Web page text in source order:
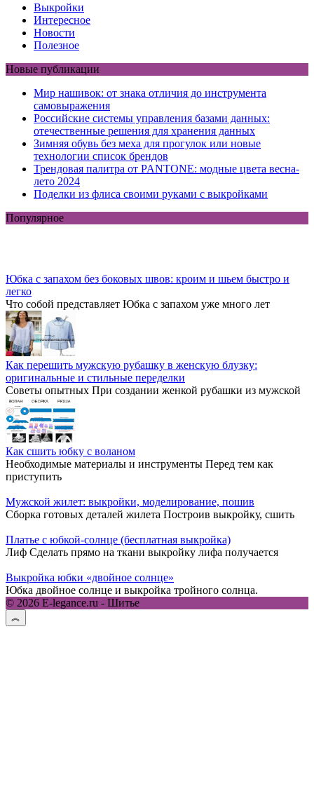
Выкройки
Интересное
Новости
Полезное
Новые публикации
Мир нашивок: от знака отличия до инструмента
самовыражения
Российские системы управления базами данных:
отечественные решения для хранения данных
Зимняя обувь без меха для прогулок или новые
технологии список брендов
Трендовая палитра от PANTONE: модные цвета весна-
лето 2024
Поделки из флиса своими руками с выкройками
Популярное
Юбка с запахом без боковых швов: кроим и шьем быстро и
легко
Что собой представляет Юбка с запахом уже много лет
Как перешить мужскую рубашку в женскую блузку:
оригинальные и стильные переделки
Советы опытных При создании женкой рубашки из мужской
Как сшить юбку с воланом
Необходимые материалы и инструменты Перед тем как
приступить
Мужской жилет: выкройки, моделирование, пошив
Сборка готовых деталей жилета Построив выкройку, сшить
Платье с юбкой-солнце (бесплатная выкройка)
Лиф Сделать прямо на ткани выкройку лифа получается
Выкройка юбки «двойное солнце»
Юбка двойное солнце и выкройка тройного солнца.
© 2026 E-legance.ru - Шитье